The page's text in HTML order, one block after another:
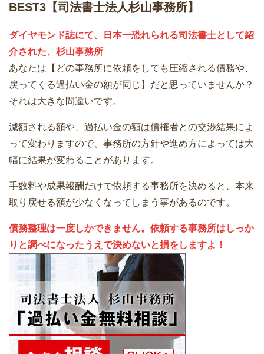
BEST3【司法書士法人杉山事務所】
ダイヤモンド誌にて、日本一恐れられる司法書士として紹
介された、杉山事務所
あなたは【どの事務所に依頼をしても圧縮される債務や、
戻ってくる過払い金の額が同じ】だと思っていませんか？
それは大きな間違いです。
減額される額や、過払い金の額は債権者との交渉結果によ
って変わりますので、事務所の方針や進め方によっては大
幅に結果が変わることがあります。
手数料や成果報酬だけで依頼する事務所を決めると、本来
取り戻せる額が少なくなってしまう事があるのです。
債務整理は一度しかできません。依頼する事務所はしっか
りと調べになったうえで決めないと損をしますよ！